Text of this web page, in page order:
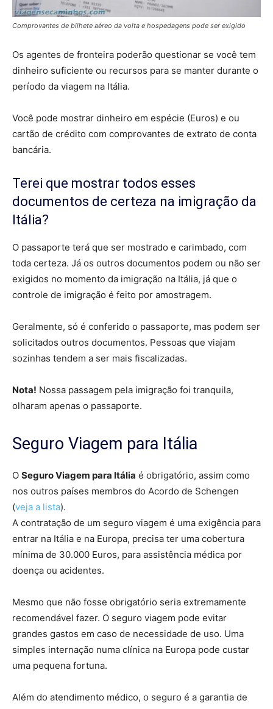
Comprovantes de bilhete aéreo da volta e hospedagens pode ser exigido
Os agentes de fronteira poderão questionar se você tem
dinheiro suficiente ou recursos para se manter durante o
período da viagem na Itália.
Você pode mostrar dinheiro em espécie (Euros) e ou
cartão de crédito com comprovantes de extrato de conta
bancária.
Terei que mostrar todos esses
documentos de certeza na imigração da
Itália?
O passaporte terá que ser mostrado e carimbado, com
toda certeza. Já os outros documentos podem ou não ser
exigidos no momento da imigração na Itália, já que o
controle de imigração é feito por amostragem.
Geralmente, só é conferido o passaporte, mas podem ser
solicitados outros documentos. Pessoas que viajam
sozinhas tendem a ser mais fiscalizadas.
Nota! Nossa passagem pela imigração foi tranquila,
olharam apenas o passaporte.
Seguro Viagem para Itália
O Seguro Viagem para Itália é obrigatório, assim como
nos outros países membros do Acordo de Schengen
(veja a lista).
A contratação de um seguro viagem é uma exigência para
entrar na Itália e na Europa, precisa ter uma cobertura
mínima de 30.000 Euros, para assistência médica por
doença ou acidentes.
Mesmo que não fosse obrigatório seria extremamente
recomendável fazer. O seguro viagem pode evitar
grandes gastos em caso de necessidade de uso. Uma
simples internação numa clínica na Europa pode custar
uma pequena fortuna.
Além do atendimento médico, o seguro é a garantia de